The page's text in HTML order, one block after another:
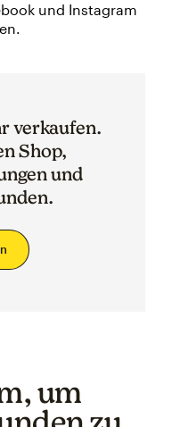
und Instagram
verkaufen.
Shop,
und
um